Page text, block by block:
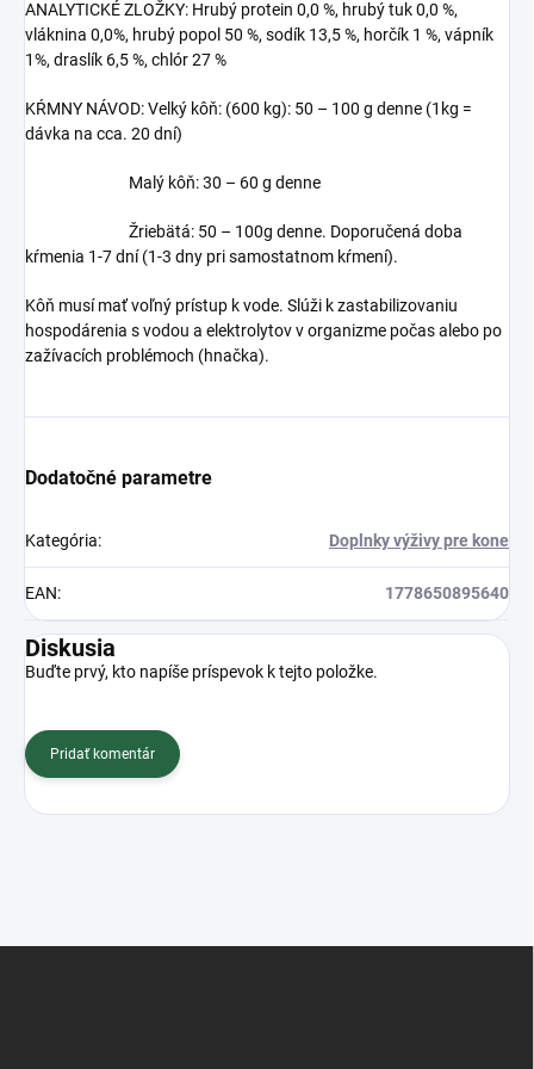
ANALYTICKÉ ZLOŽKY: Hrubý protein 0,0 %, hrubý tuk 0,0 %,
vláknina 0,0%, hrubý popol 50 %, sodík 13,5 %, horčík 1 %, vápník
1%, draslík 6,5 %, chlór 27 %
KŔMNY NÁVOD: Velký kôň: (600 kg): 50 – 100 g denne (1kg =
dávka na cca. 20 dní)
Malý kôň: 30 – 60 g denne
Žriebätá: 50 – 100g denne. Doporučená doba
kŕmenia 1-7 dní (1-3 dny pri samostatnom kŕmení).
Kôň musí mať voľný prístup k vode. Slúži k zastabilizovaniu
hospodárenia s vodou a elektrolytov v organizme počas alebo po
zažívacích problémoch (hnačka).
Dodatočné parametre
Kategória: Doplnky výživy pre kone
EAN: 1778650895640
Diskusia
Buďte prvý, kto napíše príspevok k tejto položke.
Pridať komentár